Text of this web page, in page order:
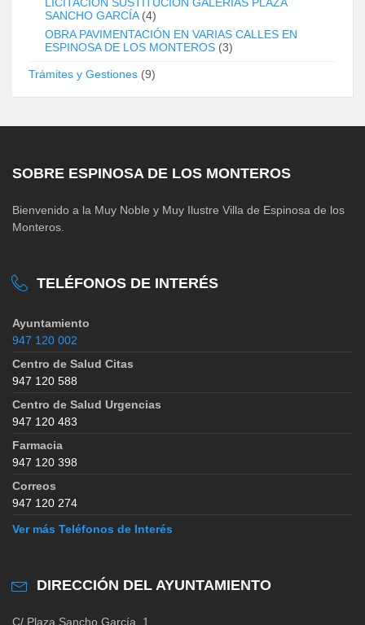
SANCHO GARCÍA(4)
OBRA PAVIMENTACIÓN EN VARIAS CALLES EN
ESPINOSA DE LOS MONTEROS (3)
Trámites y Gestiones (9)
SOBRE ESPINOSA DE LOS MONTEROS
Bienvenido a la Muy Noble y Muy Ilustre Villa de Espinosa de los
Monteros.
TELÉFONOS DE INTERÉS
Ayuntamiento
947 120 002
Centro de Salud Citas
947 120 588
Centro de Salud Urgencias
947 120 483
Farmacia
947 120 398
Correos
947 120 274
Ver más Teléfonos de Interés
DIRECCIÓN DEL AYUNTAMIENTO
C/ Plaza Sancho García, 1